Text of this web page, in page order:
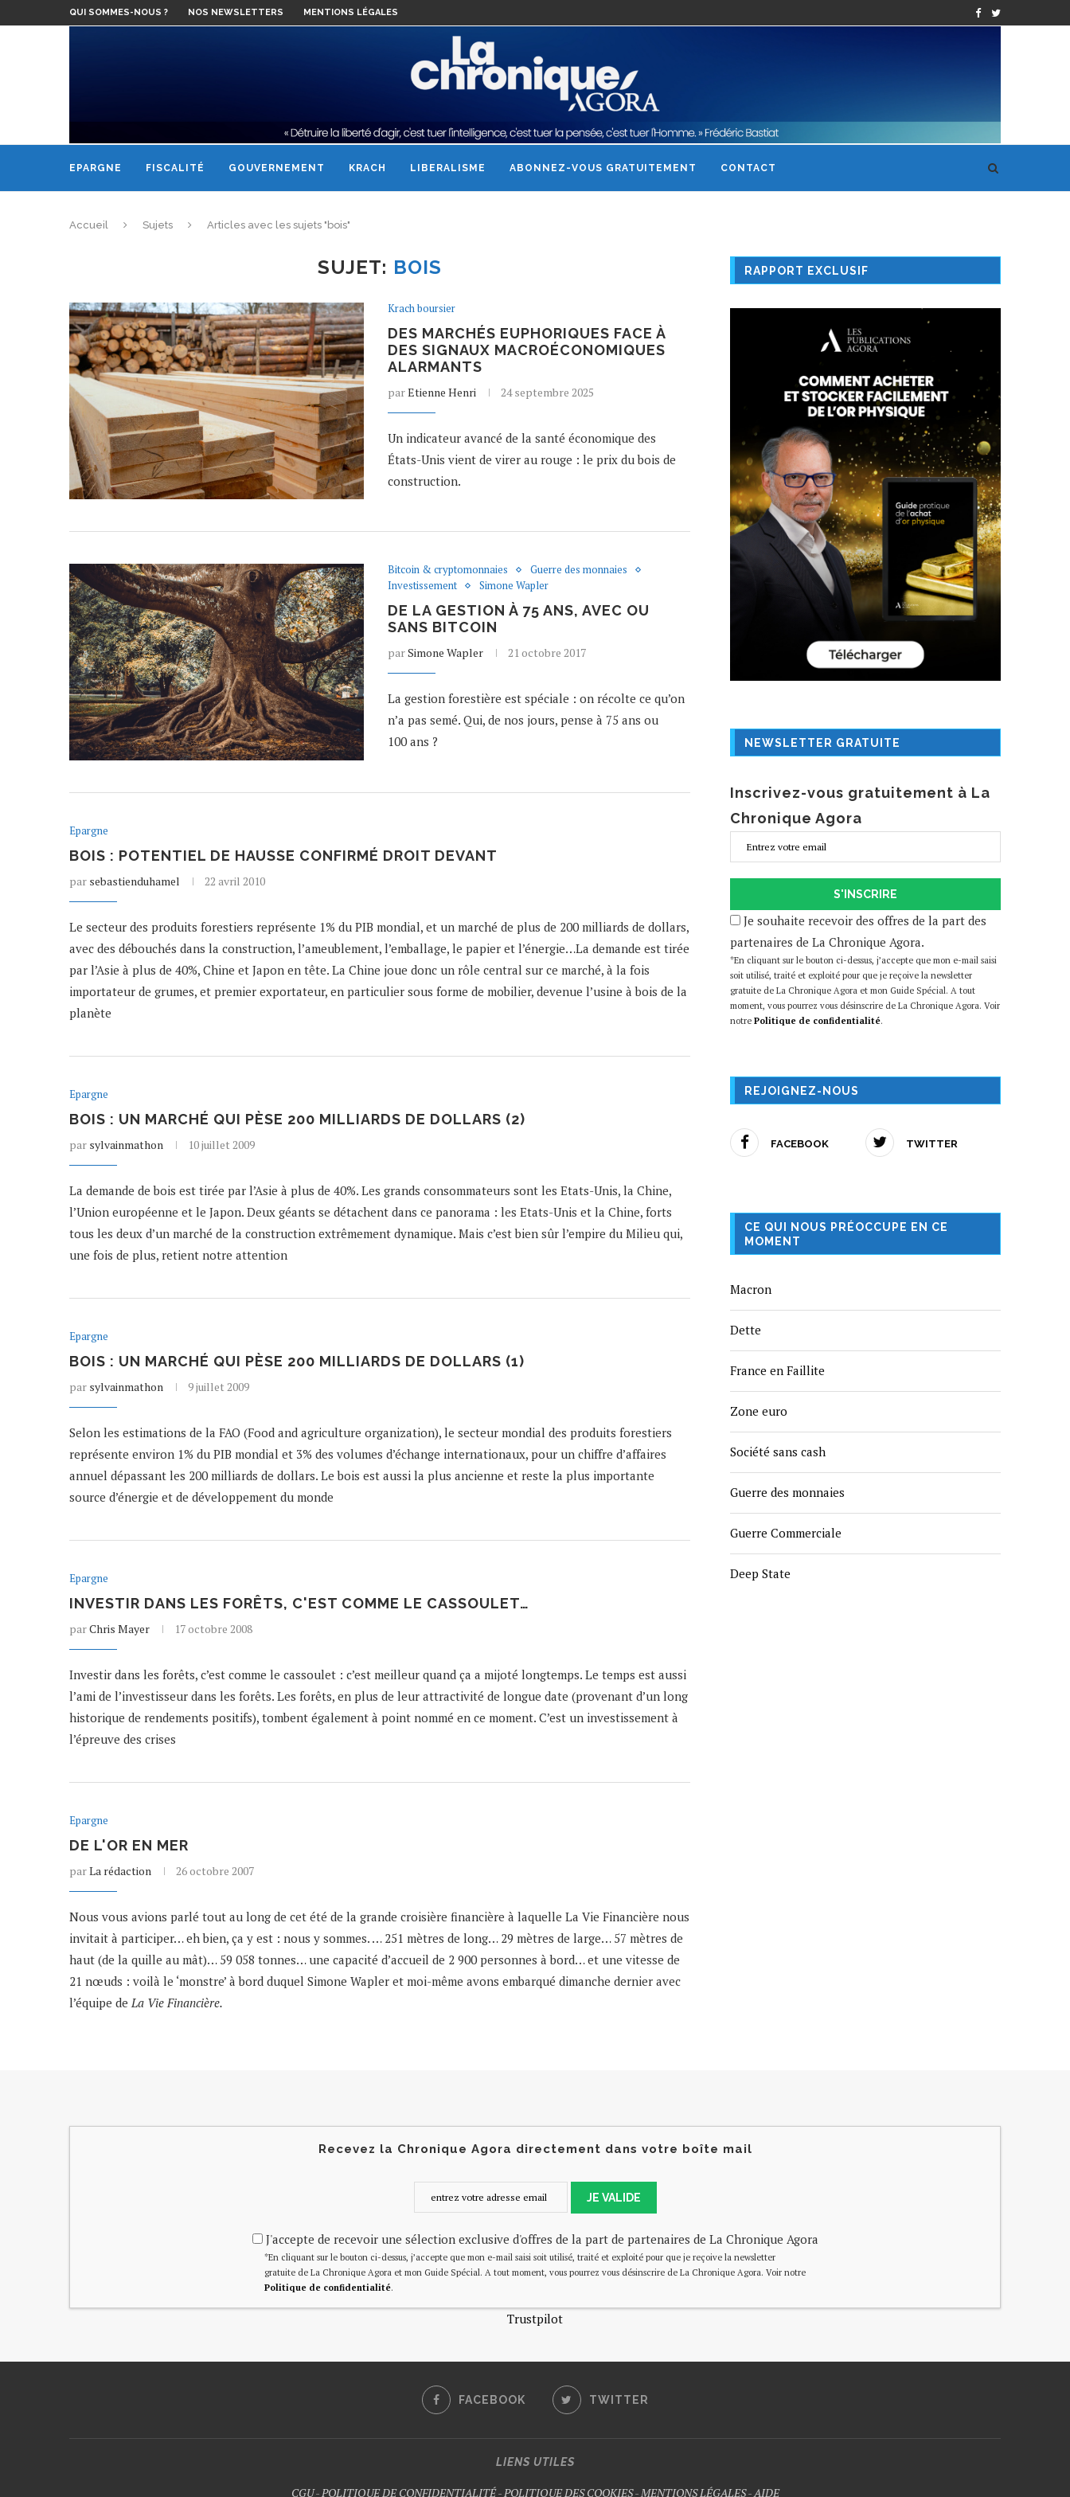
QUI SOMMES-NOUS ? NOS NEWSLETTERS MENTIONS LÉGALES
EPARGNE FISCALITÉ GOUVERNEMENT KRACH LIBERALISME ABONNEZ-VOUS GRATUITEMENT CONTACT
Accueil Sujets Articles avec les sujets "bois"
SUJET: BOIS
Krach boursier
DES MARCHÉS EUPHORIQUES FACE À
DES SIGNAUX MACROÉCONOMIQUES
ALARMANTS
parEtienne Henri 24 septembre 2025
Un indicateur avancé de la santé économique des
États-Unis vient de virer au rouge : le prix du bois de
construction.
Bitcoin & cryptomonnaies
Guerre des monnaies
Investissement
Simone Wapler
DE LA GESTION À 75 ANS, AVEC OU
SANS BITCOIN
parSimone Wapler 21 octobre 2017
La gestion forestière est spéciale : on récolte ce qu’on
n’a pas semé. Qui, de nos jours, pense à 75 ans ou
100 ans ?
Epargne
BOIS : POTENTIEL DE HAUSSE CONFIRMÉ DROIT DEVANT
par sebastienduhamel 22 avril 2010
Le secteur des produits forestiers représente 1% du PIB mondial, et un marché de plus de 200 milliards de dollars,
avec des débouchés dans la construction, l’ameublement, l’emballage, le papier et l’énergie…La demande est tirée
par l’Asie à plus de 40%, Chine et Japon en tête. La Chine joue donc un rôle central sur ce marché, à la fois
importateur de grumes, et premier exportateur, en particulier sous forme de mobilier, devenue l’usine à bois de la
planète
Epargne
BOIS : UN MARCHÉ QUI PÈSE 200 MILLIARDS DE DOLLARS (2)
par sylvainmathon 10 juillet 2009
La demande de bois est tirée par l’Asie à plus de 40%. Les grands consommateurs sont les Etats-Unis, la Chine,
l’Union européenne et le Japon. Deux géants se détachent dans ce panorama : les Etats-Unis et la Chine, forts
tous les deux d’un marché de la construction extrêmement dynamique. Mais c’est bien sûr l’empire du Milieu qui,
une fois de plus, retient notre attention
Epargne
BOIS : UN MARCHÉ QUI PÈSE 200 MILLIARDS DE DOLLARS (1)
par sylvainmathon 9 juillet 2009
Selon les estimations de la FAO (Food and agriculture organization), le secteur mondial des produits forestiers
représente environ 1% du PIB mondial et 3% des volumes d’échange internationaux, pour un chiffre d’affaires
annuel dépassant les 200 milliards de dollars. Le bois est aussi la plus ancienne et reste la plus importante
source d’énergie et de développement du monde
Epargne
INVESTIR DANS LES FORÊTS, C'EST COMME LE CASSOULET…
parChris Mayer 17 octobre 2008
Investir dans les forêts, c’est comme le cassoulet : c’est meilleur quand ça a mijoté longtemps. Le temps est aussi
l’ami de l’investisseur dans les forêts. Les forêts, en plus de leur attractivité de longue date (provenant d’un long
historique de rendements positifs), tombent également à point nommé en ce moment. C’est un investissement à
l’épreuve des crises
Epargne
DE L'OR EN MER
parLa rédaction 26 octobre 2007
Nous vous avions parlé tout au long de cet été de la grande croisière financière à laquelle La Vie Financière nous
invitait à participer… eh bien, ça y est : nous y sommes. … 251 mètres de long… 29 mètres de large… 57 mètres de
haut (de la quille au mât)… 59 058 tonnes… une capacité d’accueil de 2 900 personnes à bord… et une vitesse de
21 nœuds : voilà le ‘monstre’ à bord duquel Simone Wapler et moi-même avons embarqué dimanche dernier avec
l’équipe de La Vie Financière.
RAPPORT EXCLUSIF
NEWSLETTER GRATUITE
Inscrivez-vous gratuitement à La
Chronique Agora
S'INSCRIRE
Je souhaite recevoir des offres de la part des
partenaires de La Chronique Agora.
*En cliquant sur le bouton ci-dessus, j’accepte que mon e-mail saisi
soit utilisé, traité et exploité pour que je reçoive la newsletter
gratuite de La Chronique Agora et mon Guide Spécial. A tout
moment, vous pourrez vous désinscrire de La Chronique Agora. Voir
notre Politique de confidentialité.
REJOIGNEZ-NOUS
FACEBOOK TWITTER
CE QUI NOUS PRÉOCCUPE EN CE
MOMENT
Macron
Dette
France en Faillite
Zone euro
Société sans cash
Guerre des monnaies
Guerre Commerciale
Deep State
Recevez la Chronique Agora directement dans votre boîte mail
JE VALIDE
J'accepte de recevoir une sélection exclusive d'offres de la part de partenaires de La Chronique Agora
*En cliquant sur le bouton ci-dessus, j’accepte que mon e-mail saisi soit utilisé, traité et exploité pour que je reçoive la newsletter
gratuite de La Chronique Agora et mon Guide Spécial. A tout moment, vous pourrez vous désinscrire de La Chronique Agora. Voir notre
Politique de confidentialité.
Trustpilot
FACEBOOK TWITTER
LIENS UTILES
CGU- POLITIQUE DE CONFIDENTIALITÉ- POLITIQUE DES COOKIES- MENTIONS LÉGALES- AIDE